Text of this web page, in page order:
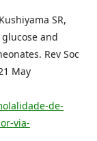
SR,
and
Rev Soc
May
de-
via-